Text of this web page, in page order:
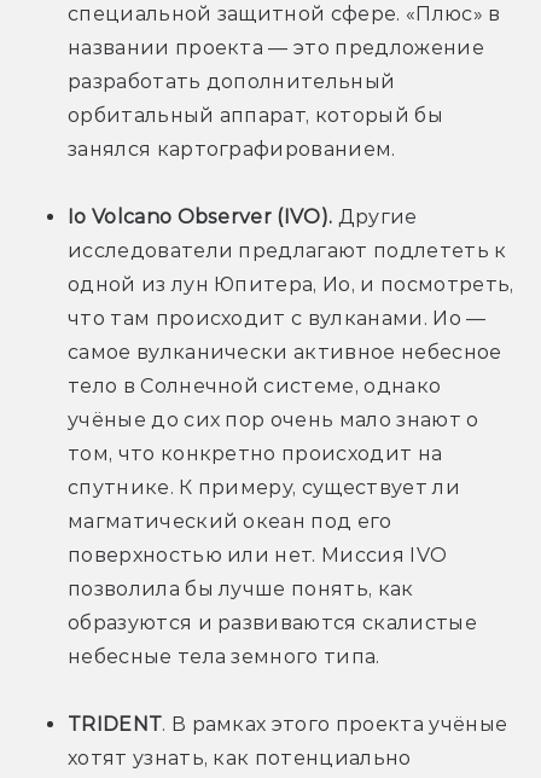
специальной защитной сфере. «Плюс» в
названии проекта — это предложение
разработать дополнительный
орбитальный аппарат, который бы
занялся картографированием.
Io Volcano Observer (IVO). Другие
исследователи предлагают подлететь к
одной из лун Юпитера, Ио, и посмотреть,
что там происходит с вулканами. Ио —
самое вулканически активное небесное
тело в Солнечной системе, однако
учёные до сих пор очень мало знают о
том, что конкретно происходит на
спутнике. К примеру, существует ли
магматический океан под его
поверхностью или нет. Миссия IVO
позволила бы лучше понять, как
образуются и развиваются скалистые
небесные тела земного типа.
TRIDENT. В рамках этого проекта учёные
хотят узнать, как потенциально